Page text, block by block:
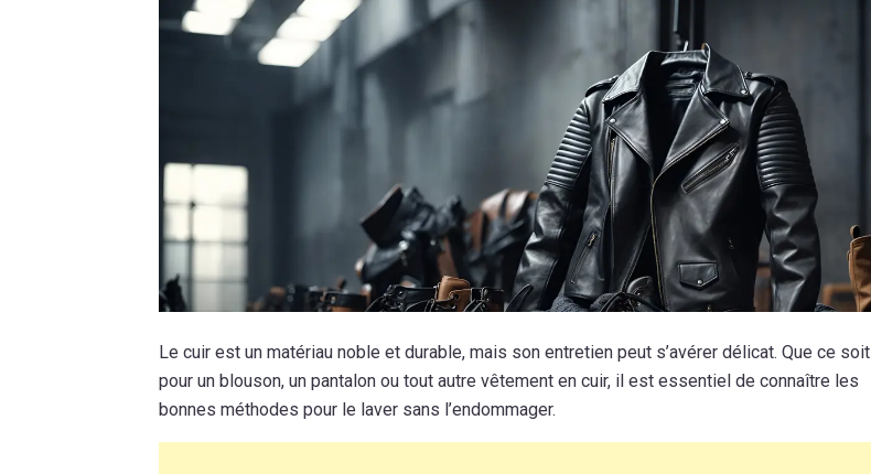
Le cuir est un matériau noble et durable, mais son entretien peut s’avérer délicat. Que ce soit
pour un blouson, un pantalon ou tout autre vêtement en cuir, il est essentiel de connaître les
bonnes méthodes pour le laver sans l’endommager.